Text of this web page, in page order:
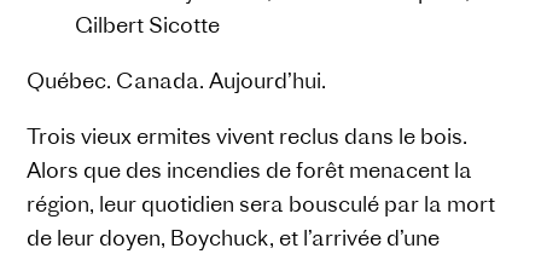
Gilbert Sicotte
Québec. Canada. Aujourd’hui.
Trois vieux ermites vivent reclus dans le bois.
Alors que des incendies de forêt menacent la
région, leur quotidien sera bousculé par la mort
de leur doyen, Boychuck, et l’arrivée d’une